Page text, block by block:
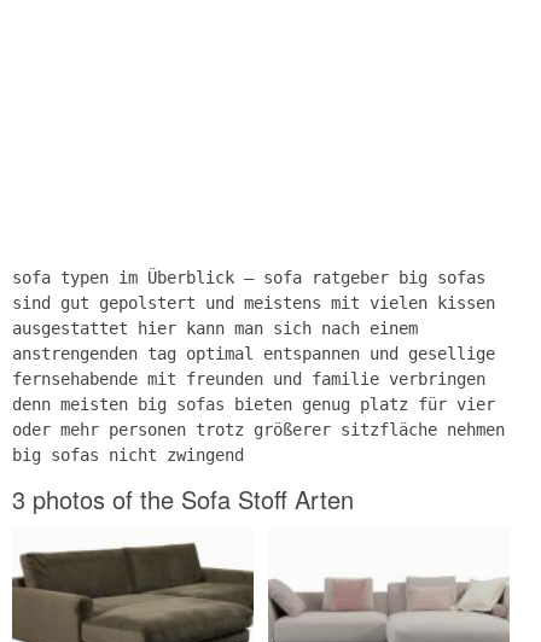
sofa typen im Überblick – sofa ratgeber big sofas
sind gut gepolstert und meistens mit vielen kissen
ausgestattet hier kann man sich nach einem
anstrengenden tag optimal entspannen und gesellige
fernsehabende mit freunden und familie verbringen
denn meisten big sofas bieten genug platz für vier
oder mehr personen trotz größerer sitzfläche nehmen
big sofas nicht zwingend
3 photos of the Sofa Stoff Arten